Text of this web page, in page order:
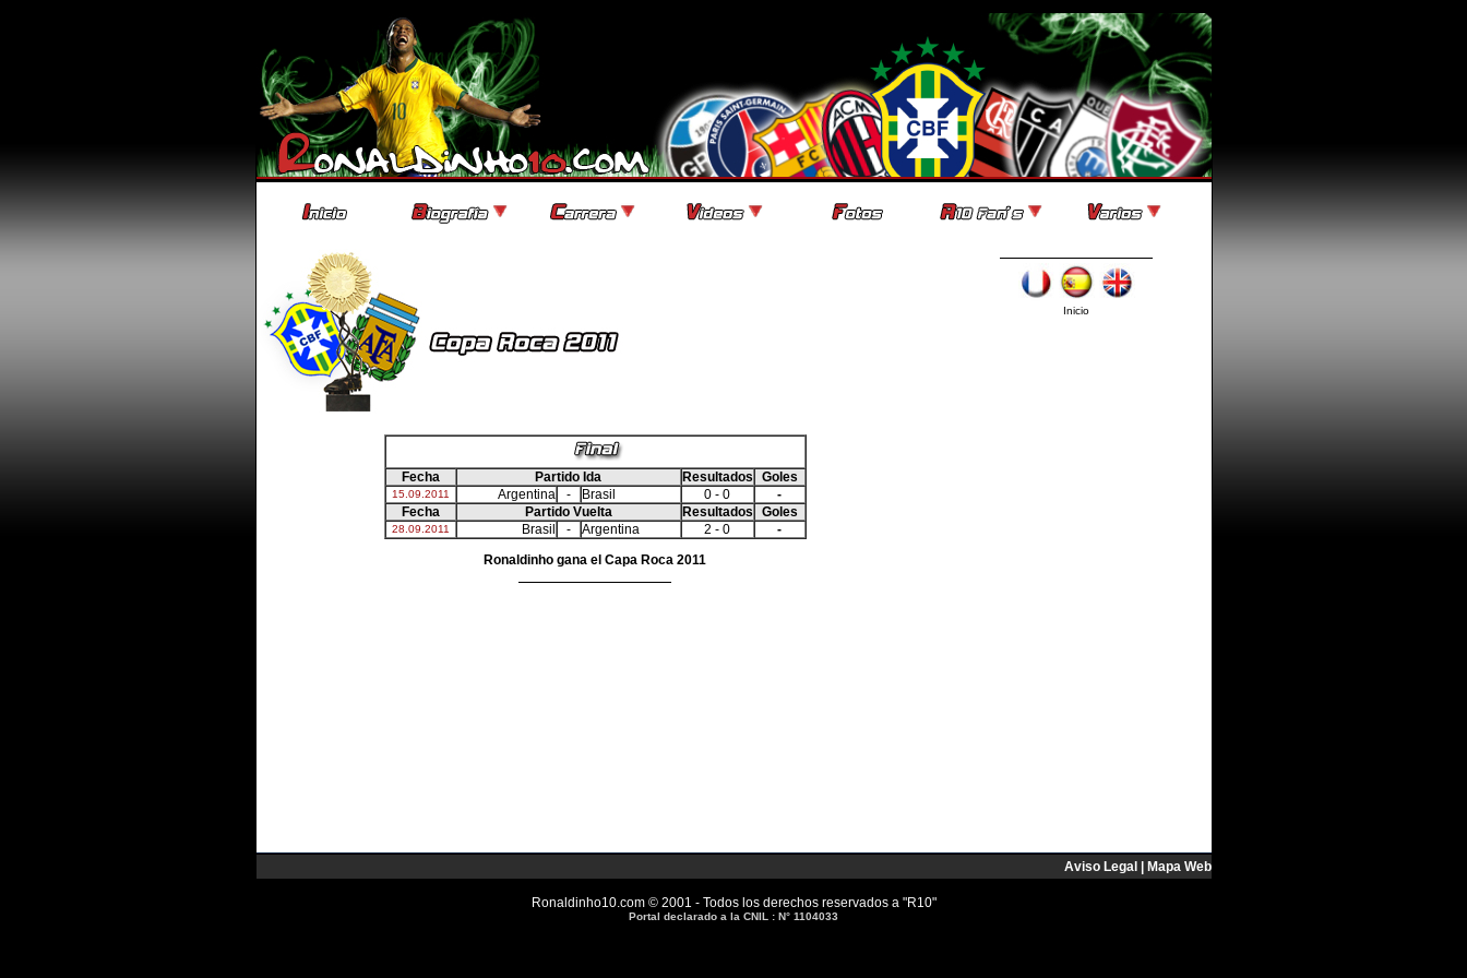
Fecha Partido Ida Resultados Goles
15.09.2011 Argentina - Brasil 0 - 0
-
Fecha
Partido Vuelta Resultados Goles
28.09.2011 Brasil - Argentina 2 - 0
-
Ronaldinho gana el Capa Roca 2011
Aviso Legal Mapa Web
Ronaldinho10.com © 2001 - Todos los derechos reservados a "R10"
Portal declarado a la CNIL : N° 1104033